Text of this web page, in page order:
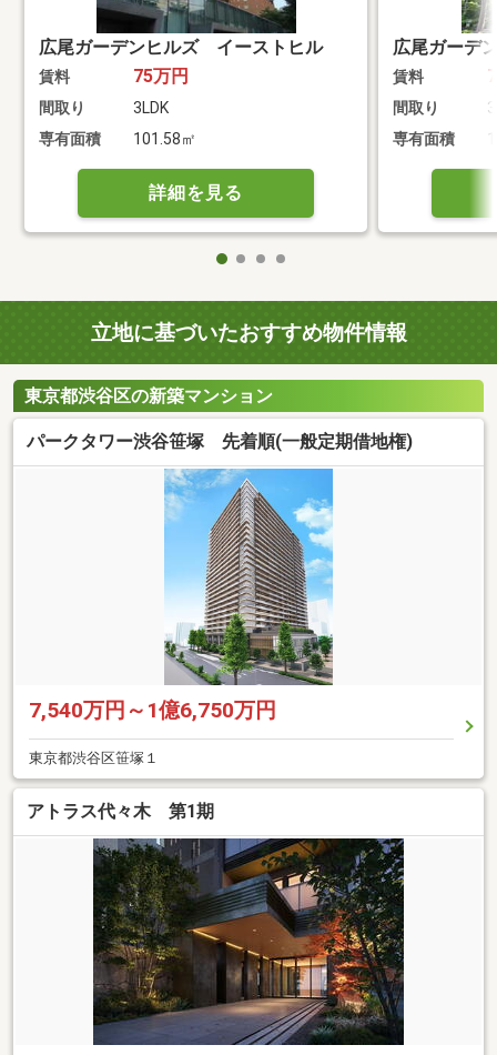
広尾ガーデンヒルズ イーストヒル
賃料 75万円
間取り
3LDK
専有面積
101.58㎡
詳細を見る
広尾ガーデ
賃料
間取り
専有面積
立地に基づいたおすすめ物件情報
東京都渋谷区の新築マンション
パークタワー渋谷笹塚 先着順(一般定期借地権)
7,540万円～1億6,750万円
東京都渋谷区笹塚１
アトラス代々木 第1期